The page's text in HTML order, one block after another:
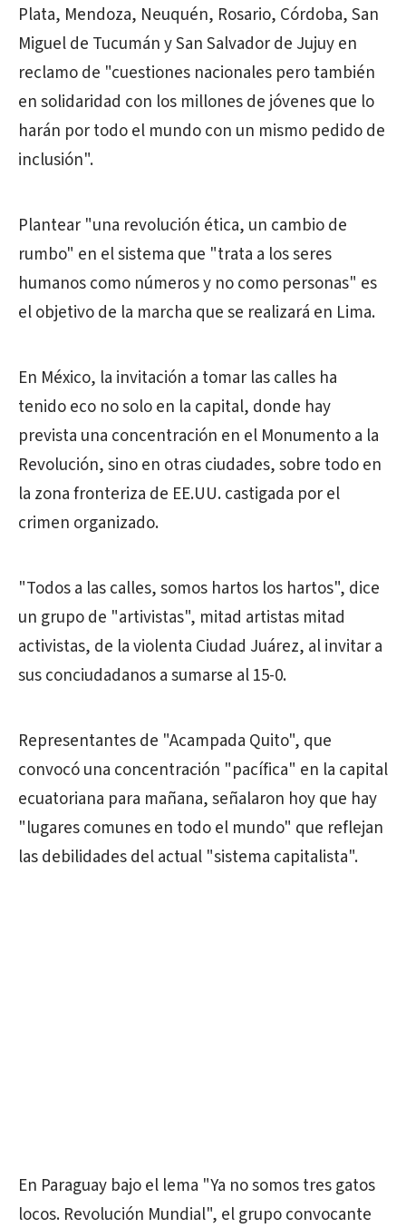
Plata, Mendoza, Neuquén, Rosario, Córdoba, San
Miguel de Tucumán y San Salvador de Jujuy en
reclamo de "cuestiones nacionales pero también
en solidaridad con los millones de jóvenes que lo
harán por todo el mundo con un mismo pedido de
inclusión".
Plantear "una revolución ética, un cambio de
rumbo" en el sistema que "trata a los seres
humanos como números y no como personas" es
el objetivo de la marcha que se realizará en Lima.
En México, la invitación a tomar las calles ha
tenido eco no solo en la capital, donde hay
prevista una concentración en el Monumento a la
Revolución, sino en otras ciudades, sobre todo en
la zona fronteriza de EE.UU. castigada por el
crimen organizado.
"Todos a las calles, somos hartos los hartos", dice
un grupo de "artivistas", mitad artistas mitad
activistas, de la violenta Ciudad Juárez, al invitar a
sus conciudadanos a sumarse al 15-0.
Representantes de "Acampada Quito", que
convocó una concentración "pacífica" en la capital
ecuatoriana para mañana, señalaron hoy que hay
"lugares comunes en todo el mundo" que reflejan
las debilidades del actual "sistema capitalista".
En Paraguay bajo el lema "Ya no somos tres gatos
locos. Revolución Mundial", el grupo convocante